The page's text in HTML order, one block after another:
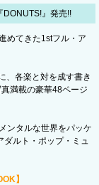
DONUTS!』発売!!
めてきた1stフル・ア
、各楽と対を成す書き
満載の豪華48ページ
ンタルな世界をパッケ
ダルト・ポップ・ミュ
】